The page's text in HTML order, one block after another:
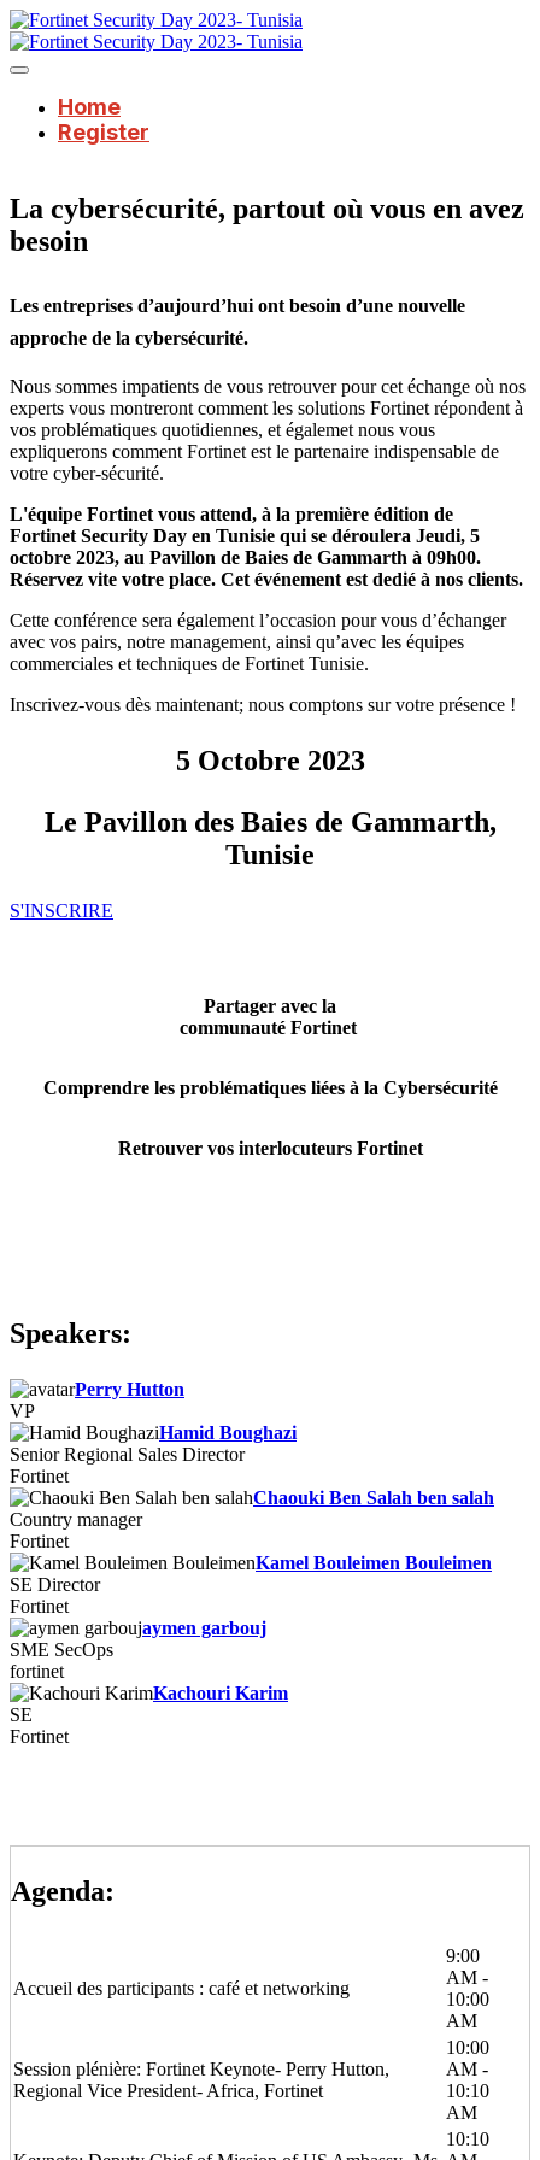
Home
Register
La cybersécurité, partout où vous en avez
besoin
Les entreprises d’aujourd’hui ont besoin d’une nouvelle
approche de la cybersécurité.
Nous sommes impatients de vous retrouver pour cet échange où nos
experts vous montreront comment les solutions Fortinet répondent à
vos problématiques quotidiennes, et égalemet nous vous
expliquerons comment Fortinet est le partenaire indispensable de
votre cyber-sécurité.
L'équipe Fortinet vous attend, à la première édition de
Fortinet Security Day en Tunisie qui se déroulera Jeudi, 5
octobre 2023, au Pavillon de Baies de Gammarth à 09h00.
Réservez vite votre place. Cet événement est dedié à nos clients.
Cette conférence sera également l’occasion pour vous d’échanger
avec vos pairs, notre management, ainsi qu’avec les équipes
commerciales et techniques de Fortinet Tunisie.
Inscrivez-vous dès maintenant; nous comptons sur votre présence !
5 Octobre 2023
Le Pavillon des Baies de Gammarth,
Tunisie
S'INSCRIRE
Partager avec la
communauté Fortinet
Comprendre les problématiques liées à la Cybersécurité
Retrouver vos interlocuteurs Fortinet
Speakers:
Perry Hutton
VP
Hamid Boughazi
Senior Regional Sales Director
Fortinet
Chaouki Ben Salah ben salah
Country manager
Fortinet
Kamel Bouleimen Bouleimen
SE Director
Fortinet
aymen garbouj
SME SecOps
fortinet
Kachouri Karim
SE
Fortinet
Agenda:
Accueil des participants : café et networking
9:00
AM -
10:00
AM
Session plénière: Fortinet Keynote- Perry Hutton,
Regional Vice President- Africa, Fortinet
10:00
AM -
10:10
AM
10:10